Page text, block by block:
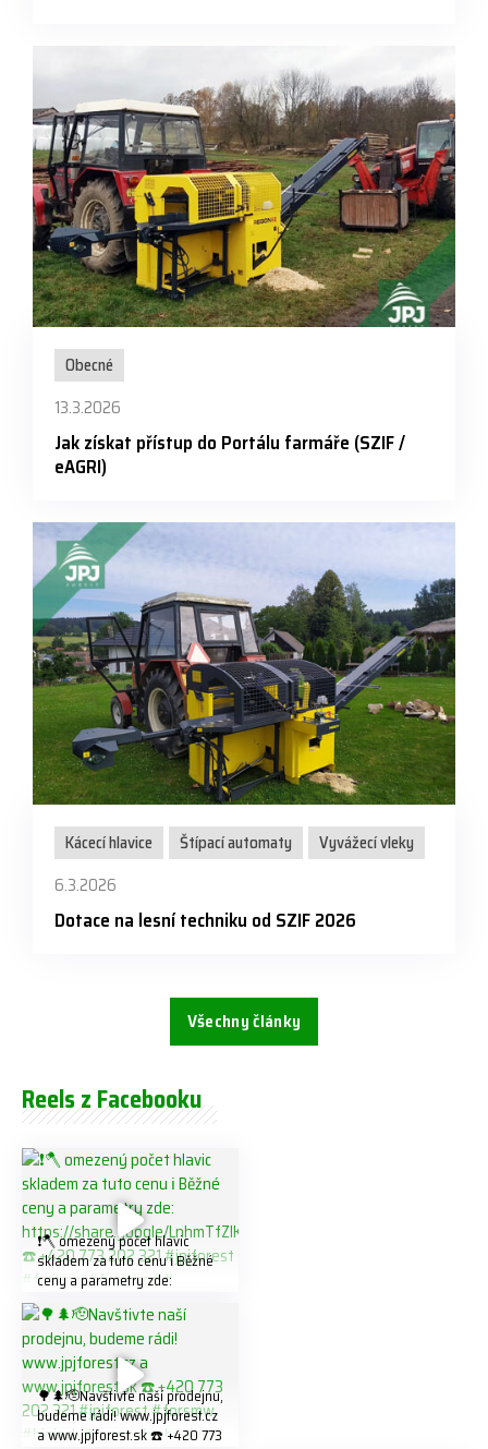
Obecné
13.3.2026
Jak získat přístup do Portálu farmáře (SZIF /
eAGRI)
Kácecí hlavice Štípací automaty
Vyvážecí vleky
6.3.2026
Dotace na lesní techniku od SZIF 2026
Všechny články
Reels z Facebooku
❗️🪓 omezený počet hlavic
skladem za tuto cenu ℹ️ Běžné
ceny a parametry zde:
K8W5t7i6o ☎️ +420 773 202
321 #jpjforest #forsmw
#firewood #
🌳🌲🫡Navštivte naší prodejnu,
budeme rádi! www.jpjforest.cz
a www.jpjforest.sk ☎️ +420 773